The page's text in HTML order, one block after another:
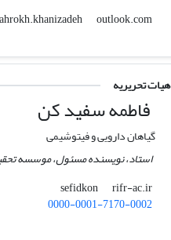
shahrokh.khanizadeh
outlook.com
هیات تحریریه
فاطمه سفید کن
گیاهان دارویی و فیتوشیمی
استاد، نویسنده مسئول، موسسه
sefidkon
rifr-ac.ir
0000-0001-7170-0002